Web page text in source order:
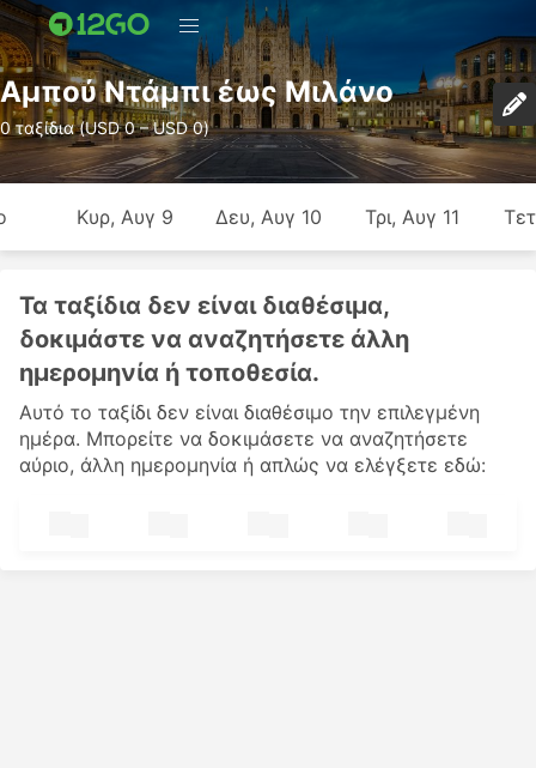
Αμπού Ντάμπι έως Μιλάνο
0 ταξίδια (USD 0 – USD 0)
Κυρ, Αυγ 9 Δευ, Αυγ 10 Τρι, Αυγ 11
Τα ταξίδια δεν είναι διαθέσιμα,
δοκιμάστε να αναζητήσετε άλλη
ημερομηνία ή τοποθεσία.
Αυτό το ταξίδι δεν είναι διαθέσιμο την επιλεγμένη
ημέρα. Μπορείτε να δοκιμάσετε να αναζητήσετε
αύριο, άλλη ημερομηνία ή απλώς να ελέγξετε εδώ: